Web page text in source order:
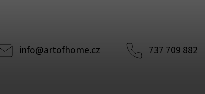
info@artofhome.cz 737 709 882